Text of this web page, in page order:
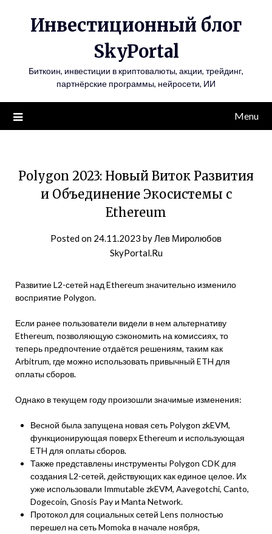
Инвестиционный блог
SkyPortal
Биткоин, инвестиции в криптовалюты, акции, трейдинг,
партнёрские программы, нейросети, ИИ
Menu
Polygon 2023: Новый Виток Развития
и Объединение Экосистемы с
Ethereum
Posted on 24.11.2023 byЛев Миролюбов
SkyPortal.Ru
Развитие L2-сетей над Ethereum значительно изменило
восприятие Polygon.
Если ранее пользователи видели в нем альтернативу
Ethereum, позволяющую сэкономить на комиссиях, то
теперь предпочтение отдаётся решениям, таким как
Arbitrum, где можно использовать привычный ETH для
оплаты сборов.
Однако в текущем году произошли значимые изменения:
Весной была запущена новая сеть Polygon zkEVM,
функционирующая поверх Ethereum и использующая
ETH для оплаты сборов.
Также представлены инструменты Polygon CDK для
создания L2-сетей, действующих как единое целое. Их
уже использовали Immutable zkEVM, Aavegotchi, Canto,
Dogecoin, Gnosis Pay и Manta Network.
Протокол для социальных сетей Lens полностью
перешел на сеть Momoka в начале ноября,